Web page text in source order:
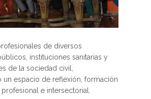
de diversos
instituciones sanitarias y
de la sociedad civil,
un espacio de reflexión, formación
e intersectorial.